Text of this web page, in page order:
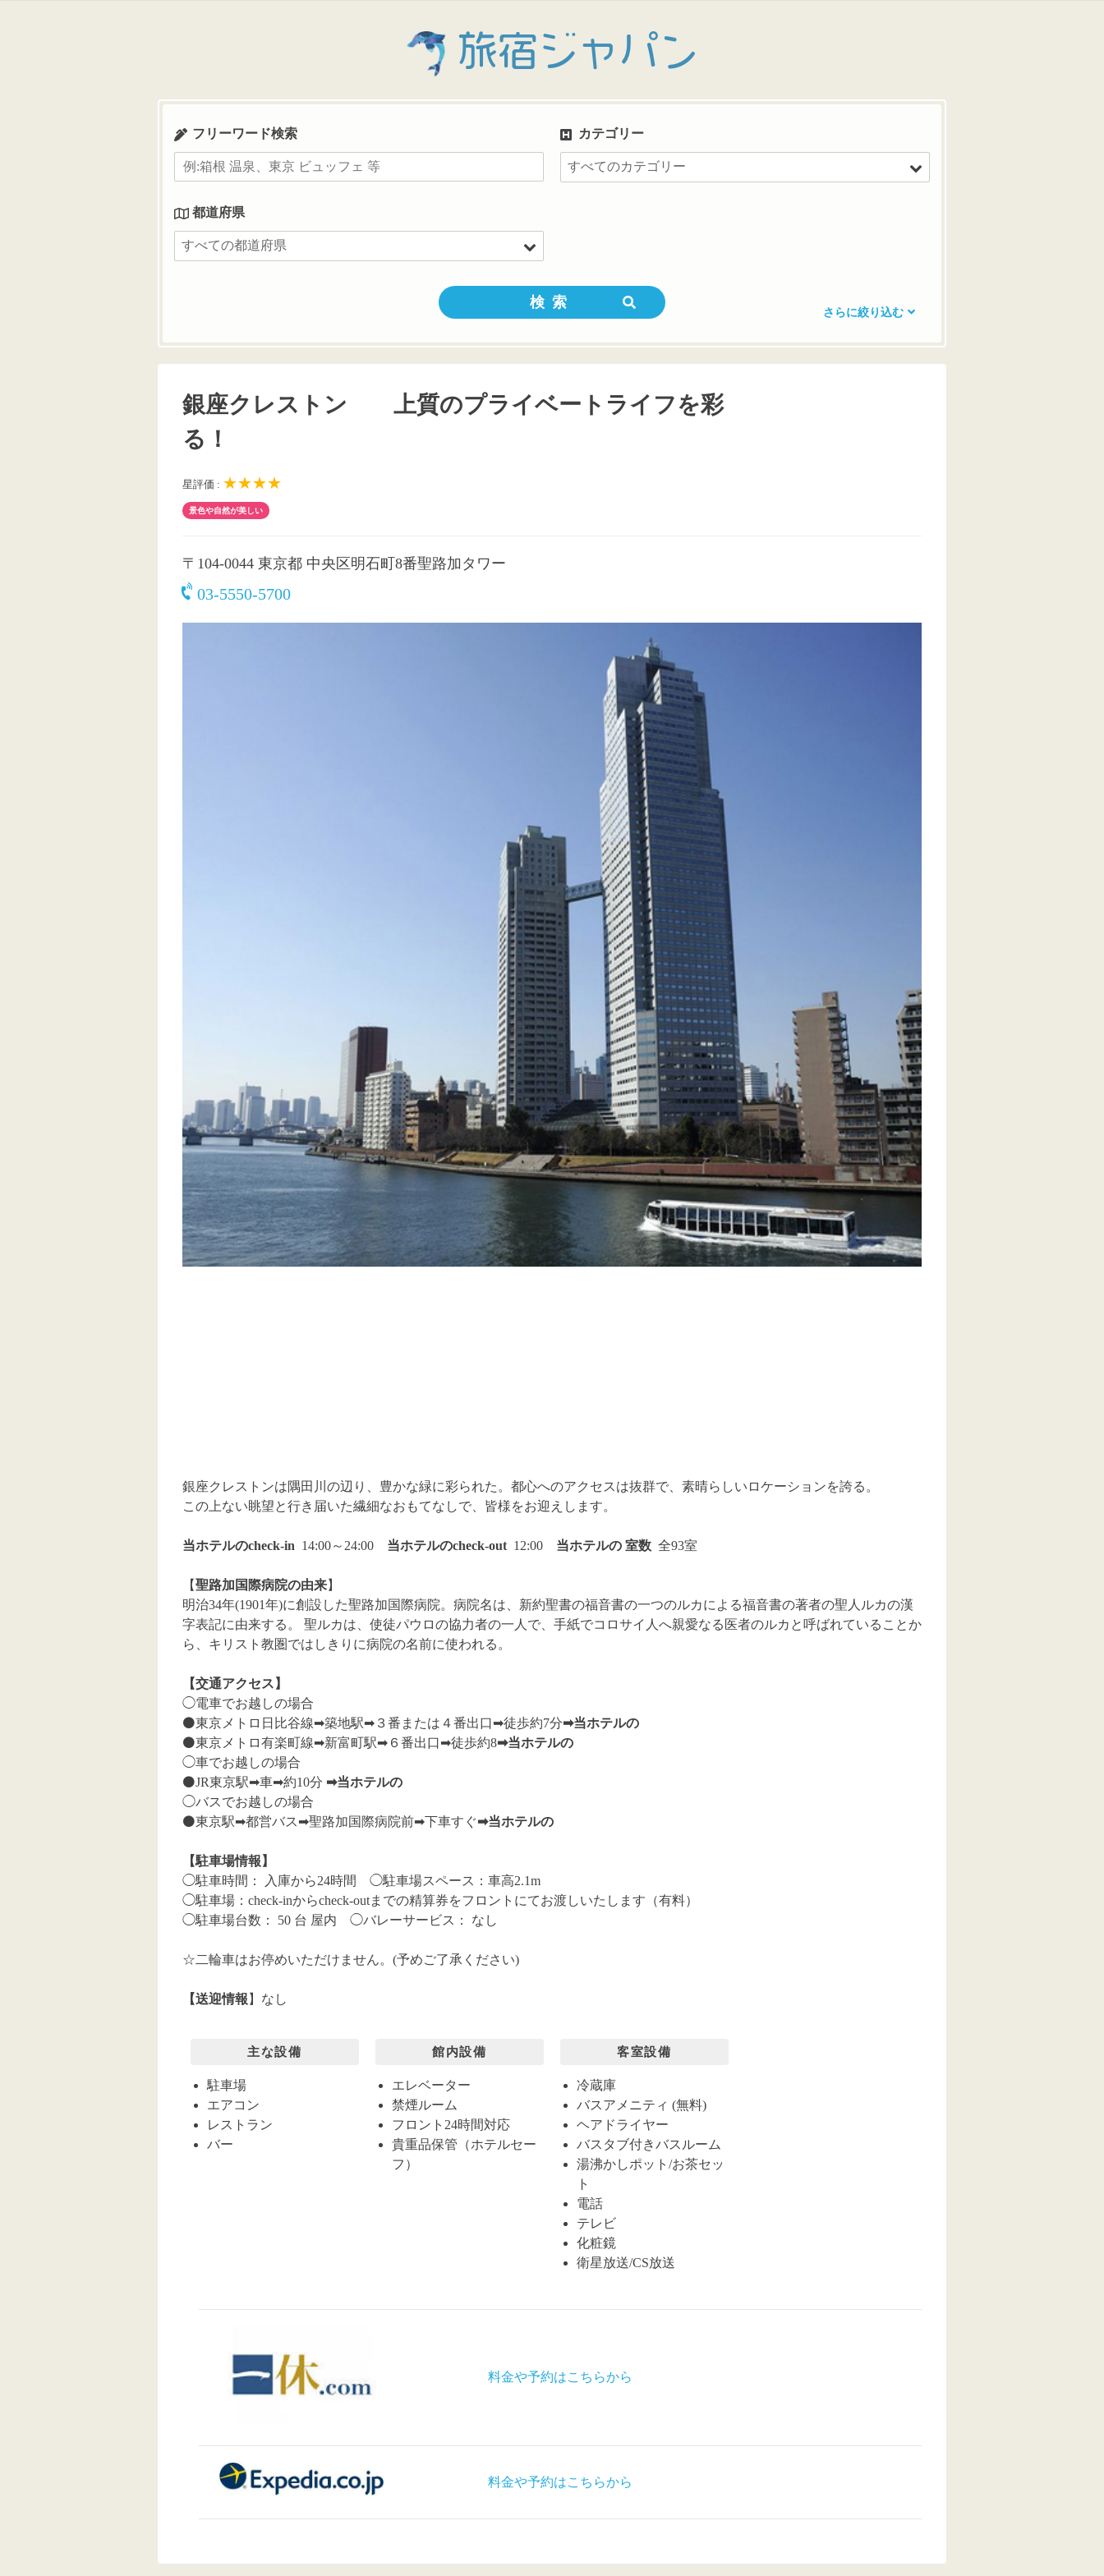
旅宿ジャパン
フリーワード検索 カテゴリー
都道府県
さらに絞り込む
銀座クレストン 上質のプライベートライフを彩
る！
星評価 : ★★★★
景色や自然が美しい
〒104-0044 東京都 中央区明石町8番聖路加タワー
03-5550-5700
銀座クレストンは隅田川の辺り、豊かな緑に彩られた。都心へのアクセスは抜群で、素晴らしいロケーションを誇る。
この上ない眺望と行き届いた繊細なおもてなしで、皆様をお迎えします。
当ホテルのcheck-in 14:00～24:00 当ホテルのcheck-out 12:00 当ホテルの 室数 全93室
【聖路加国際病院の由来】
明治34年(1901年)に創設した聖路加国際病院。 病院名は、新約聖書の福音書の一つのルカによる福音書の著者の聖人ルカの漢
字表記に由来する。
聖ルカは、使徒パウロの協力者の一人で、手紙でコロサイ人へ親愛なる医者のルカと呼ばれていることか
ら、キリスト教圏ではしきりに病院の名前に使われる。
【交通アクセス】
◯電車でお越しの場合
⚫️東京メトロ日比谷線➡︎築地駅➡︎ ３番または４番出口➡︎徒歩約7分➡︎当ホテルの
⚫️東京メトロ有楽町線➡︎新富町駅➡︎ ６番出口➡︎徒歩約8➡︎当ホテルの
◯車でお越しの場合
⚫️JR東京駅➡︎車➡︎約10分 ➡︎当ホテルの
◯バスでお越しの場合
⚫️東京駅➡︎都営バス ➡︎聖路加国際病院前➡︎下車すぐ➡︎当ホテルの
【駐車場情報】
◯駐車時間： 入庫から24時間 ◯駐車場スペース：車高2.1m
◯駐車場：check-inからcheck-outまでの精算券をフロントにてお渡しいたします（有料）
◯駐車場台数： 50 台 屋内 ◯バレーサービス： なし
☆二輪車はお停めいただけません。(予めご了承ください)
【送迎情報 】なし
主な設備
駐車場
エアコン
レストラン
バー
館内設備
エレベーター
禁煙ルーム
フロント24時間対応
貴重品保管（ホテルセー
フ）
客室設備
冷蔵庫
バスアメニティ (無料)
ヘアドライヤー
バスタブ付きバスルーム
湯沸かしポット/お茶セッ
ト
電話
テレビ
化粧鏡
衛星放送/CS放送
料金や予約はこちらから
料金や予約はこちらから